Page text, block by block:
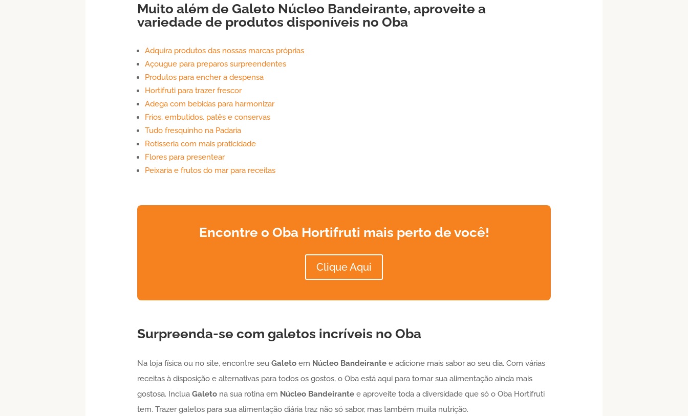
Muito além de Galeto Núcleo Bandeirante, aproveite a
variedade de produtos disponíveis no Oba
Adquira produtos das nossas marcas próprias
Açougue para preparos surpreendentes
Produtos para encher a despensa
Hortifruti para trazer frescor
Adega com bebidas para harmonizar
Frios, embutidos, patês e conservas
Tudo fresquinho na Padaria
Rotisseria com mais praticidade
Flores para presentear
Peixaria e frutos do mar para receitas
Encontre o Oba Hortifruti mais perto de você!
Clique Aqui
Surpreenda-se com galetos incríveis no Oba
Na loja física ou no site, encontre seu Galetoem Núcleo Bandeirantee adicione mais sabor ao seu dia. Com várias
receitas à disposição e alternativas para todos os gostos, o Oba está aqui para tornar sua alimentação ainda mais
gostosa. Inclua Galetona sua rotina em Núcleo Bandeirantee aproveite toda a diversidade que só o Oba Hortifruti
tem. Trazer galetos para sua alimentação diária traz não só sabor, mas também muita nutrição.